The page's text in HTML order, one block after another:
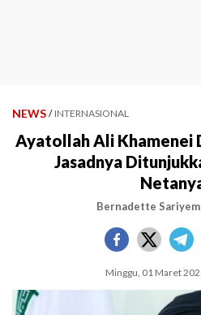
NEWS / INTERNASIONAL
Ayatollah Ali Khamenei
Jasadnya
Bernadette Sariyem
Minggu, 01 Maret